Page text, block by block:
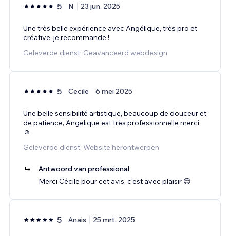
5 N 23 jun. 2025
Une très belle expérience avec Angélique, très pro et
créative, je recommande !
Geleverde dienst: Geavanceerd webdesign
5 Cecile 6 mei 2025
Une belle sensibilité artistique, beaucoup de douceur et
de patience, Angélique est très professionnelle merci
☺️
Geleverde dienst: Website herontwerpen
Antwoord van professional
Merci Cécile pour cet avis, c'est avec plaisir 😊
5 Anais 25 mrt. 2025